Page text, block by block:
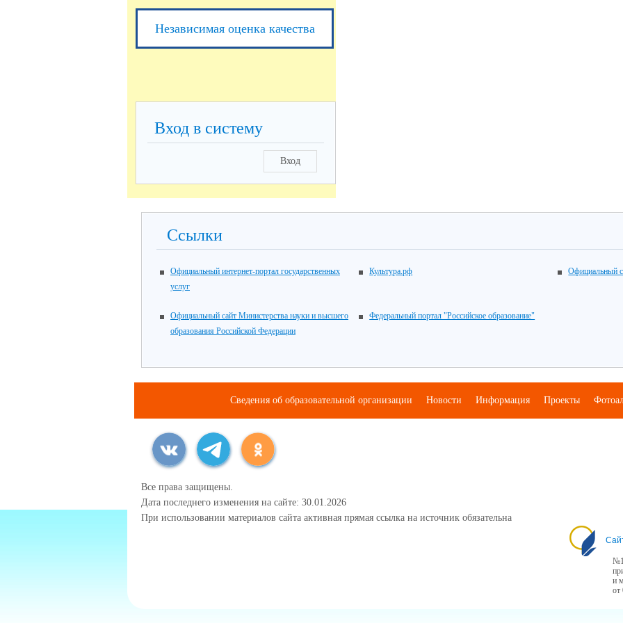
Независимая оценка качества
Вход в систему
Вход
Ссылки
Официальный интернет-портал государственных
услуг
Культура.рф Официальный
Официальный сайт Министерства науки и высшего
образования Российской Федерации
Федеральный портал "Российское образование"
Сведения об образовательной организации Новости Информация Проекты
Все права защищены.
Дата последнего изменения на сайте: 30.01.2026
При использовании материалов сайта активная прямая ссылка на источник обязательна
и
от